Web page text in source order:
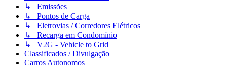
↳ Emissões
↳ Pontos de Carga
↳ Eletrovias / Corredores Elétricos
↳ Recarga em Condomínio
↳ V2G - Vehicle to Grid
Classificados / Divulgação
Carros Autonomos